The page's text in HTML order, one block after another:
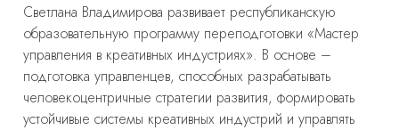
Светлана Владимирова развивает республиканскую
образовательную программу переподготовки «Мастер
управления в креативных индустриях». В основе –
подготовка управленцев, способных разрабатывать
человекоцентричные стратегии развития, формировать
устойчивые системы креативных индустрий и управлять